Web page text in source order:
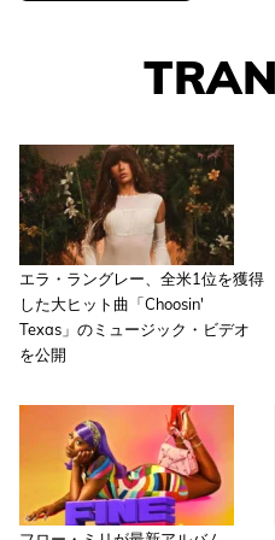
エラ・ラングレー、全米1位を獲得
した大ヒット曲「Choosin'
Texas」のミュージック・ビデオ
を公開